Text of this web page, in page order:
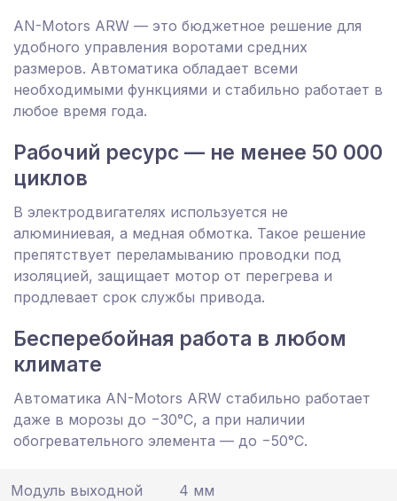
AN-Motors ARW — это бюджетное решение для
удобного управления воротами средних
размеров. Автоматика обладает всеми
необходимыми функциями и стабильно работает в
любое время года.
Рабочий ресурс — не менее 50 000
циклов
В электродвигателях используется не
алюминиевая, а медная обмотка. Такое решение
препятствует переламыванию проводки под
изоляцией, защищает мотор от перегрева и
продлевает срок службы привода.
Бесперебойная работа в любом
климате
Автоматика AN-Motors ARW стабильно работает
даже в морозы до −30°С, а при наличии
обогревательного элемента — до −50°С.
Модуль выходной
4 мм